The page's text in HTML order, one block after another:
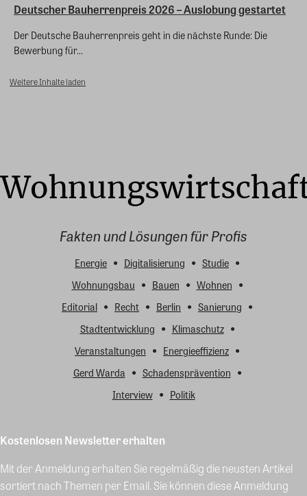
Deutscher Bauherrenpreis 2026 – Auslobung gestartet
Der Deutsche Bauherrenpreis geht in die nächste Runde: Die
Bewerbung für...
Weitere Inhalte laden
Fakten und Lösungen für Profis
Energie Digitalisierung
Studie
Wohnungsbau
Bauen
Wohnen
Editorial
Recht Berlin
Sanierung
Stadtentwicklung
Klimaschutz
Veranstaltungen
Energieeffizienz
Gerd Warda
Schadensprävention
Interview
Politik
Kostenlosen Newsletter erhalten
Mit der Anmeldung erhalten Sie regelmäßig die neusten Artikel
sortiert nach Themen per Email. Sie können diese Anmeldung